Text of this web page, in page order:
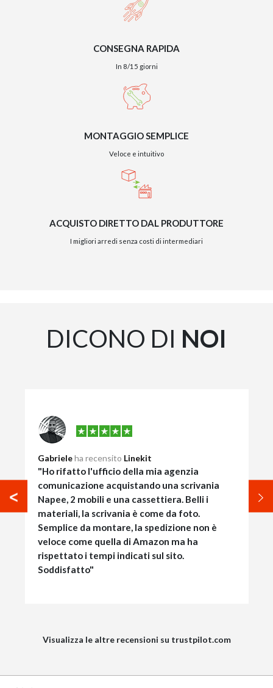
CONSEGNA RAPIDA
In 8/15 giorni
MONTAGGIO SEMPLICE
Veloce e intuitivo
ACQUISTO DIRETTO DAL PRODUTTORE
I migliori arredi senza costi di intermediari
DICONO DI NOI
Gabrieleha recensito Linekit
"Ho rifatto l'ufficio della mia agenzia
comunicazione acquistando una scrivania
Napee, 2 mobili e una cassettiera. Belli i
materiali, la scrivania è come da foto.
Semplice da montare, la spedizione non è
veloce come quella di Amazon ma ha
rispettato i tempi indicati sul sito.
Soddisfatto"
Visualizza le altre recensioni su trustpilot.com